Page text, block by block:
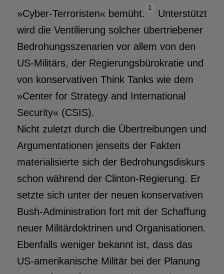
»Cyber-Terroristen« bemüht.
1
Unterstützt
wird die Ventilierung solcher übertriebener
Bedrohungsszenarien vor allem von den
US-Militärs, der Regierungsbürokratie und
von konservativen Think Tanks wie dem
»Center for Strategy and International
Security« (CSIS).
Nicht zuletzt durch die Übertreibungen und
Argumentationen jenseits der Fakten
materialisierte sich der Bedrohungsdiskurs
schon während der Clinton-Regierung. Er
setzte sich unter der neuen konservativen
Bush-Administration fort mit der Schaffung
neuer Militärdoktrinen und Organisationen.
Ebenfalls weniger bekannt ist, dass das
US-amerikanische Militär bei der Planung